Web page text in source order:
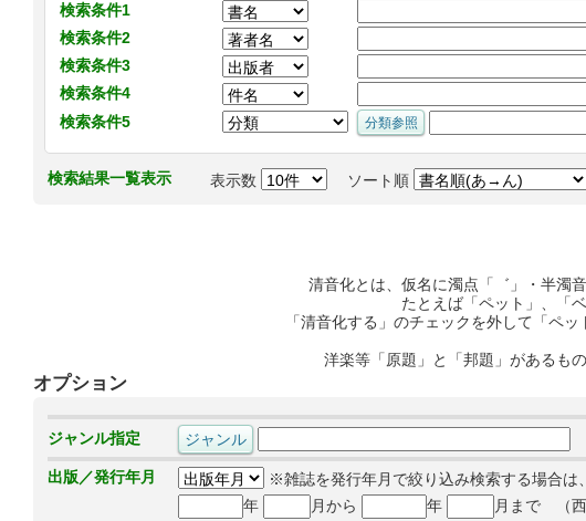
検索条件1
検索条件2
検索条件3
検索条件4
検索条件5
検索結果一覧表示 表示数 ソート順
清音化とは、仮名に濁点「゛」・半濁
たとえば「ペット」、「
「清音化する」のチェックを外して「ペ
洋楽等「原題」と「邦題」があるも
オプション
ジャンル指定
出版／発行年月
※雑誌を発行年月で絞り込み検索する場合は
年
月から 年 月まで （西